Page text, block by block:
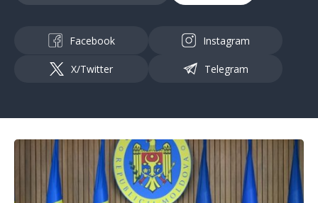
Facebook Instagram
X/Twitter Telegram